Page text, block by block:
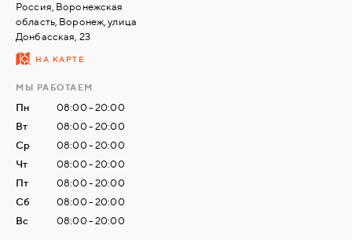
Россия, Воронежская
область, Воронеж, улица
Донбасская, 23
НА КАРТЕ
МЫ РАБОТАЕМ
Пн
08:00 - 20:00
Вт
08:00 - 20:00
Ср
08:00 - 20:00
Чт
08:00 - 20:00
Пт
08:00 - 20:00
Сб
08:00 - 20:00
Вс
08:00 - 20:00